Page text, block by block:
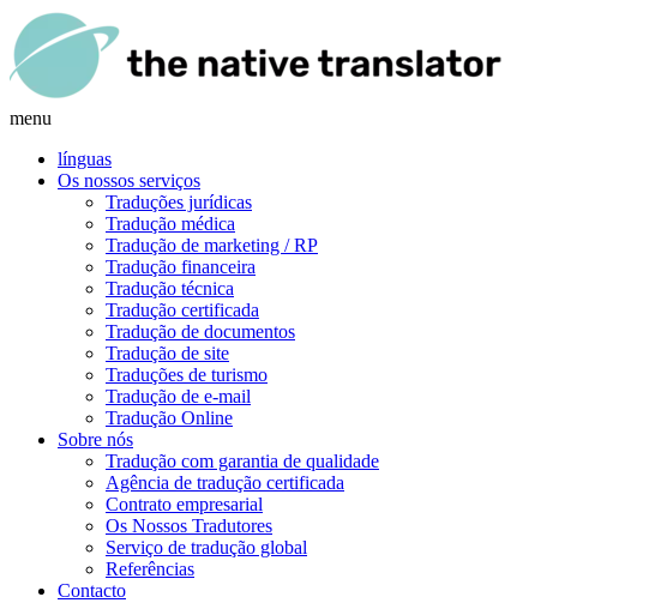
menu
línguas
Os nossos serviços
Traduções jurídicas
Tradução médica
Tradução de marketing / RP
Tradução financeira
Tradução técnica
Tradução certificada
Tradução de documentos
Tradução de site
Traduções de turismo
Tradução de e-mail
Tradução Online
Sobre nós
Tradução com garantia de qualidade
Agência de tradução certificada
Contrato empresarial
Os Nossos Tradutores
Serviço de tradução global
Referências
Contacto